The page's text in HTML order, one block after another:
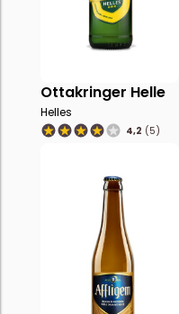
Ottakringer Helle
Helles
4,2 (5)